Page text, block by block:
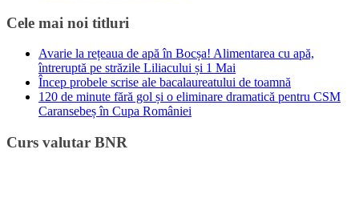
Cele mai noi titluri
Avarie la rețeaua de apă în Bocșa! Alimentarea cu apă,
întreruptă pe străzile Liliacului și 1 Mai
Încep probele scrise ale bacalaureatului de toamnă
120 de minute fără gol și o eliminare dramatică pentru CSM
Caransebeș în Cupa României
Curs valutar BNR